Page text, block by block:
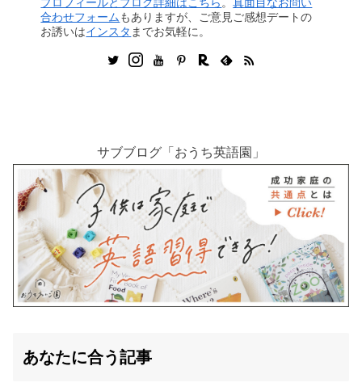
プロフィールとブログ詳細はこちら。真面目なお問い
合わせフォームもありますが、ご意見ご感想デートの
お誘いはインスタ までお気軽に。
サブブログ「おうち英語園」
あなたに合う記事